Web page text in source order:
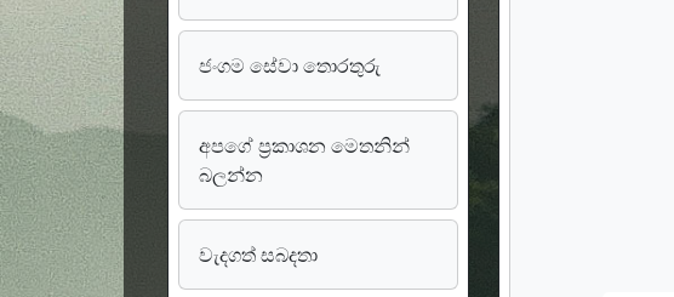
ජංගම සේවා තොරතුරු
අපගේ ප්‍රකාශන මෙතනින්
බලන්න
වැදගත් සබදතා